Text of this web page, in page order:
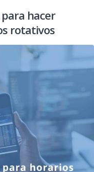
hacer
rotativos